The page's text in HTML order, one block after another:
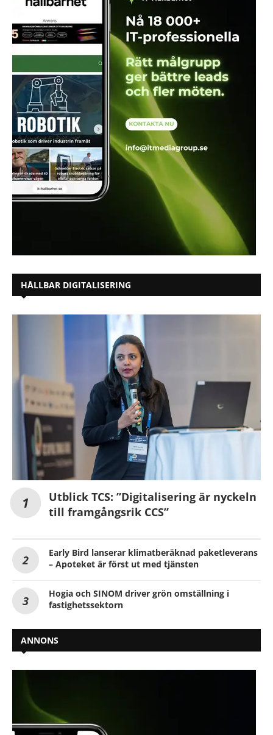
HÅLLBAR DIGITALISERING
Utblick TCS: ”Digitalisering är nyckeln
till framgångsrik CCS”
Early Bird lanserar klimatberäknad paketleverans
– Apoteket är först ut med tjänsten
Hogia och SINOM driver grön omställning i
fastighetssektorn
ANNONS